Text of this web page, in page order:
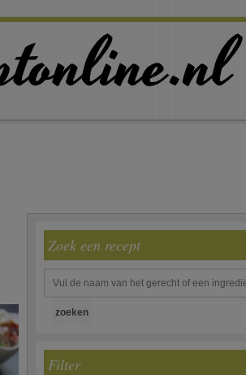
Zoek een recept
Filter